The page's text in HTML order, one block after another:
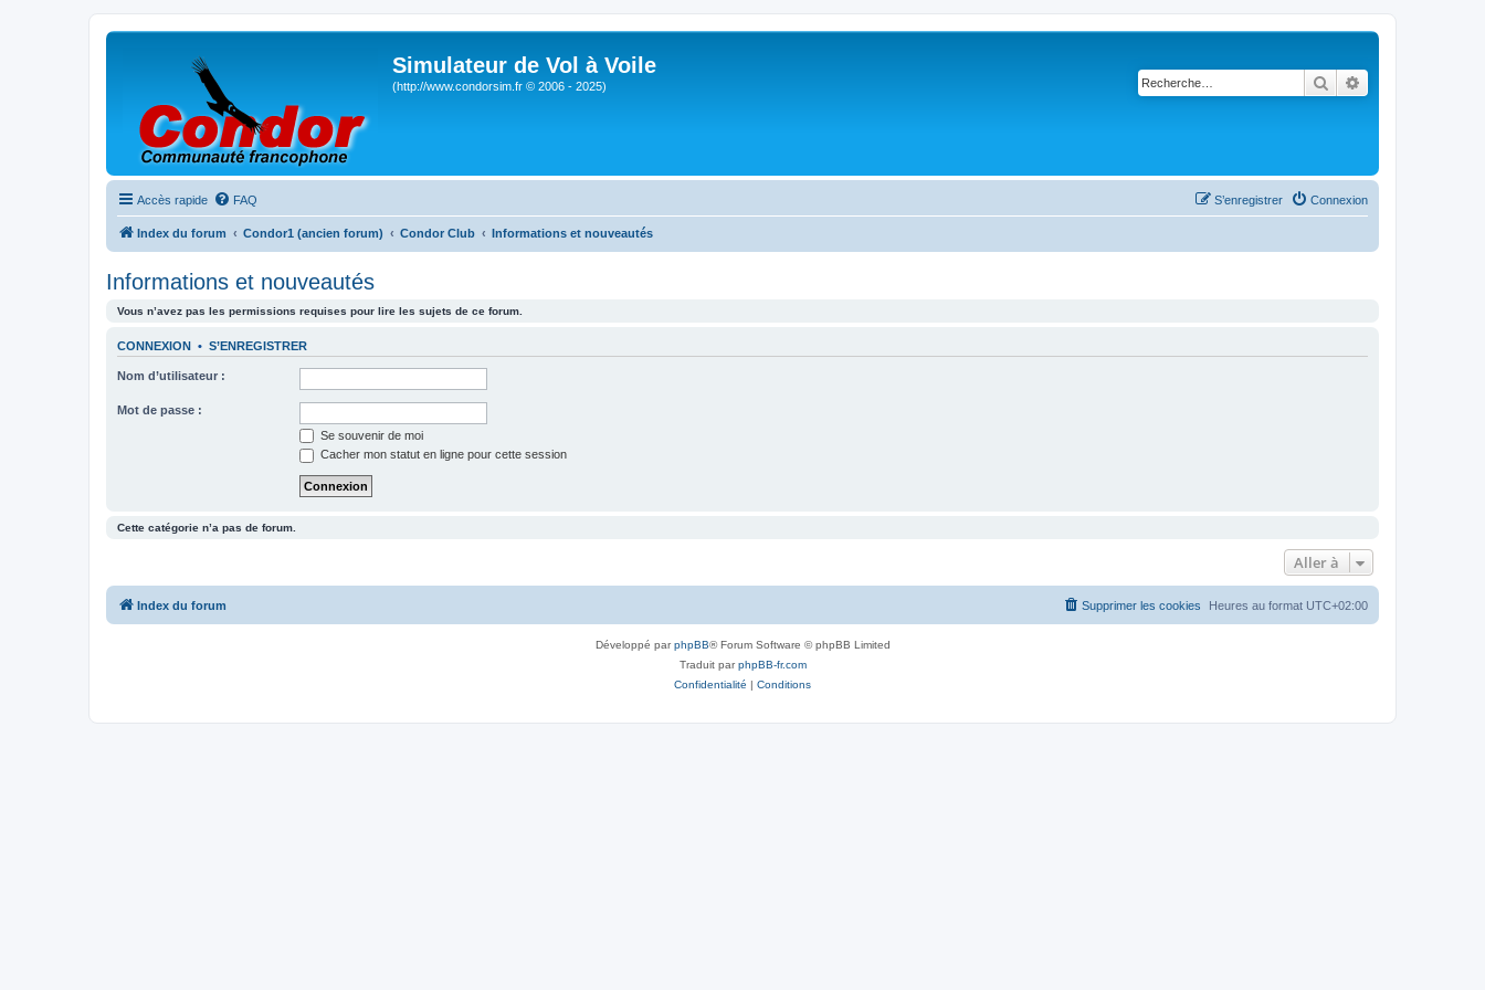
Simulateur de Vol à Voile
(http://www.condorsim.fr © 2006 - 2025) Rechercher
Accès rapide FAQ Connexion
S’enregistrer
Index du forum Condor1 (ancien forum) Condor Club Informations et nouveautés
Informations et nouveautés
Vous n’avez pas les permissions requises pour lire les sujets de ce forum.
CONNEXION • S’ENREGISTRER
Nom d’utilisateur :
Mot de passe :
Se souvenir de moi
Cacher mon statut en ligne pour cette session
Cette catégorie n’a pas de forum.
Aller à
Index du forum Heures au format UTC+02:00
Supprimer les cookies
Développé parphpBB® Forum Software © phpBB Limited
Traduit parphpBB-fr.com
Confidentialité | Conditions